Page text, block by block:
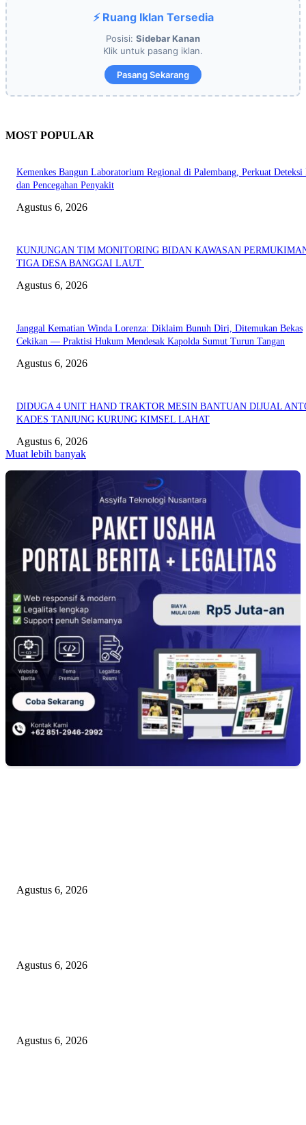
⚡ Ruang Iklan Tersedia
Posisi: Sidebar Kanan
Klik untuk pasang iklan.
Pasang Sekarang
MOST POPULAR
Kemenkes Bangun Laboratorium Regional di Palembang, Perkuat
dan Pencegahan Penyakit
Agustus 6, 2026
KUNJUNGAN TIM MONITORING BIDAN KAWASAN
TIGA DESA BANGGAI LAUT
Agustus 6, 2026
Janggal Kematian Winda Lorenza: Diklaim Bunuh Diri, Ditemukan Bekas
Cekikan — Praktisi Hukum Mendesak Kapolda Sumut Turun Tangan
Agustus 6, 2026
DIDUGA 4 UNIT HAND TRAKTOR MESIN BANTUAN DIJUAL
KADES TANJUNG KURUNG KIMSEL LAHAT
Agustus 6, 2026
Muat lebih banyak
Agustus 6, 2026
Agustus 6, 2026
Agustus 6, 2026